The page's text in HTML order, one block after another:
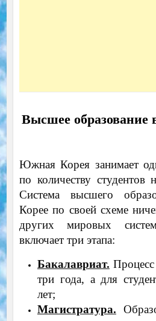
Высшее
Южная Корея занимает
по количеству студентов
Система высшего
Корее по своей схеме
других мировых
включает три этапа:
Бакалавриат.
три года, а для
лет;
Магистратура.